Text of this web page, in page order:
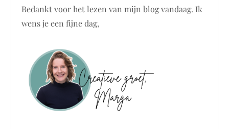
Bedankt voor het lezen van mijn blog vandaag. Ik
wens je een fijne dag,